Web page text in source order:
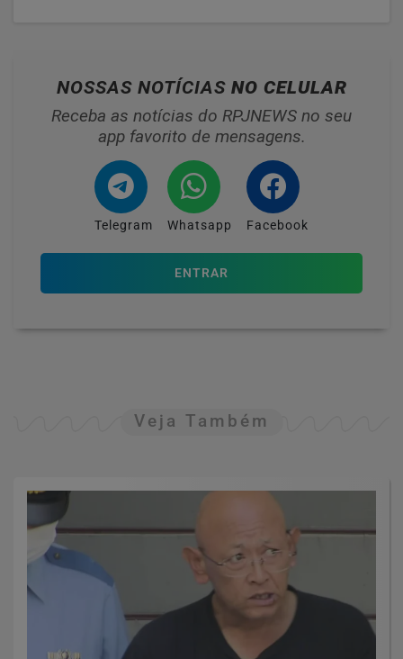
NOSSAS NOTÍCIAS NO CELULAR
Receba as notícias do RPJNEWS no seu
app favorito de mensagens.
Telegram Whatsapp Facebook
ENTRAR
Veja Também